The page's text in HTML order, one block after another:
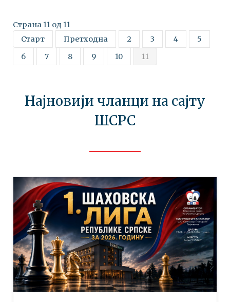
Страна 11 од 11
Старт
Претходна 2 3 4
5
6
7 8 9 10 11
Најновији чланци на сајту
ШСРС